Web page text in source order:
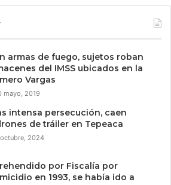
armas de fuego, sujetos roban
del IMSS ubicados en la
Vargas
mayo, 2019
intensa persecución, caen
de tráiler en Tepeaca
2024
por Fiscalía por
en 1993, se había ido a